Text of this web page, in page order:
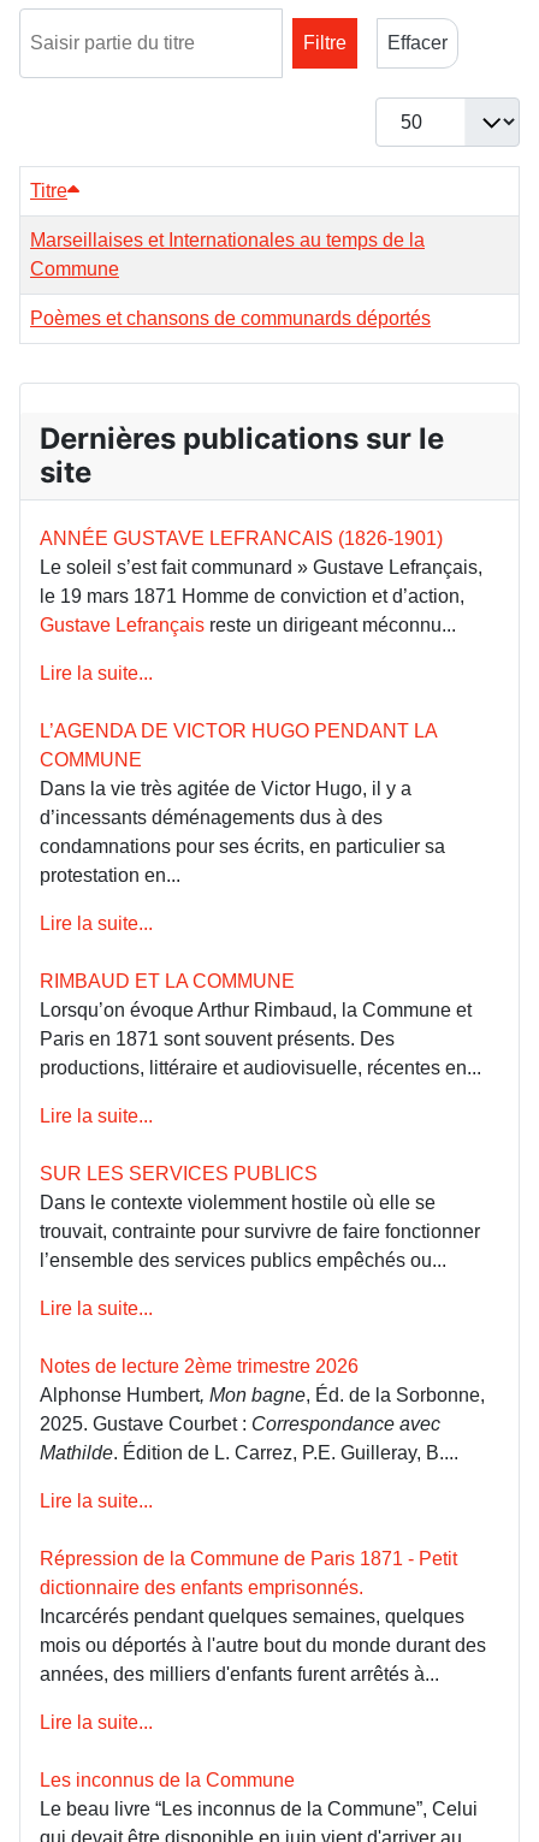
Filtre
Effacer
Afficher #
Titre
Marseillaises et Internationales au temps de la
Commune
Poèmes et chansons de communards déportés
Dernières publications sur le
site
ANNÉE GUSTAVE LEFRANCAIS (1826-1901)
Le soleil s’est fait communard » Gustave Lefrançais,
le 19 mars 1871 Homme de conviction et d’action,
Gustave Lefrançais reste un dirigeant méconnu...
Lire la suite...
L’AGENDA DE VICTOR HUGO PENDANT LA
COMMUNE
Dans la vie très agitée de Victor Hugo, il y a
d’incessants déménagements dus à des
condamnations pour ses écrits, en particulier sa
protestation en...
Lire la suite...
RIMBAUD ET LA COMMUNE
Lorsqu’on évoque Arthur Rimbaud, la Commune et
Paris en 1871 sont souvent présents. Des
productions, littéraire et audiovisuelle, récentes en...
Lire la suite...
SUR LES SERVICES PUBLICS
Dans le contexte violemment hostile où elle se
trouvait, contrainte pour survivre de faire fonctionner
l’ensemble des services publics empêchés ou...
Lire la suite...
Notes de lecture 2ème trimestre 2026
Alphonse Humbert, Mon bagne, Éd. de la Sorbonne,
2025. Gustave Courbet : Correspondance avec
Mathilde. Édition de L. Carrez, P.E. Guilleray, B....
Lire la suite...
Répression de la Commune de Paris 1871 - Petit
dictionnaire des enfants emprisonnés.
Incarcérés pendant quelques semaines, quelques
mois ou déportés à l'autre bout du monde durant des
années, des milliers d'enfants furent arrêtés à...
Lire la suite...
Les inconnus de la Commune
Le beau livre “Les inconnus de la Commune”, Celui